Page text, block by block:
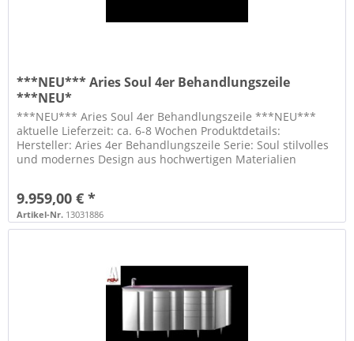
***NEU*** Aries Soul 4er Behandlungszeile
***NEU*
***NEU*** Aries Soul 4er Behandlungszeile ***NEU***
aktuelle Lieferzeit: ca. 6-8 Wochen Produktdetails:
Hersteller: Aries 4er Behandlungszeile Serie: Soul stilvolles
und modernes Design aus hochwertigen Materialien
9.959,00 € *
Artikel-Nr. 13031886